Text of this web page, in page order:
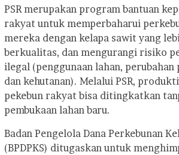
PSR merupakan program bantuan
rakyat untuk memperbaharui
mereka dengan kelapa sawit yang
berkualitas, dan mengurangi risiko
ilegal (penggunaan lahan, perubahan
dan kehutanan). Melalui PSR,
pekebun rakyat bisa ditingkatkan
pembukaan lahan baru.
Badan Pengelola Dana Perkebunan
(BPDPKS) ditugaskan untuk